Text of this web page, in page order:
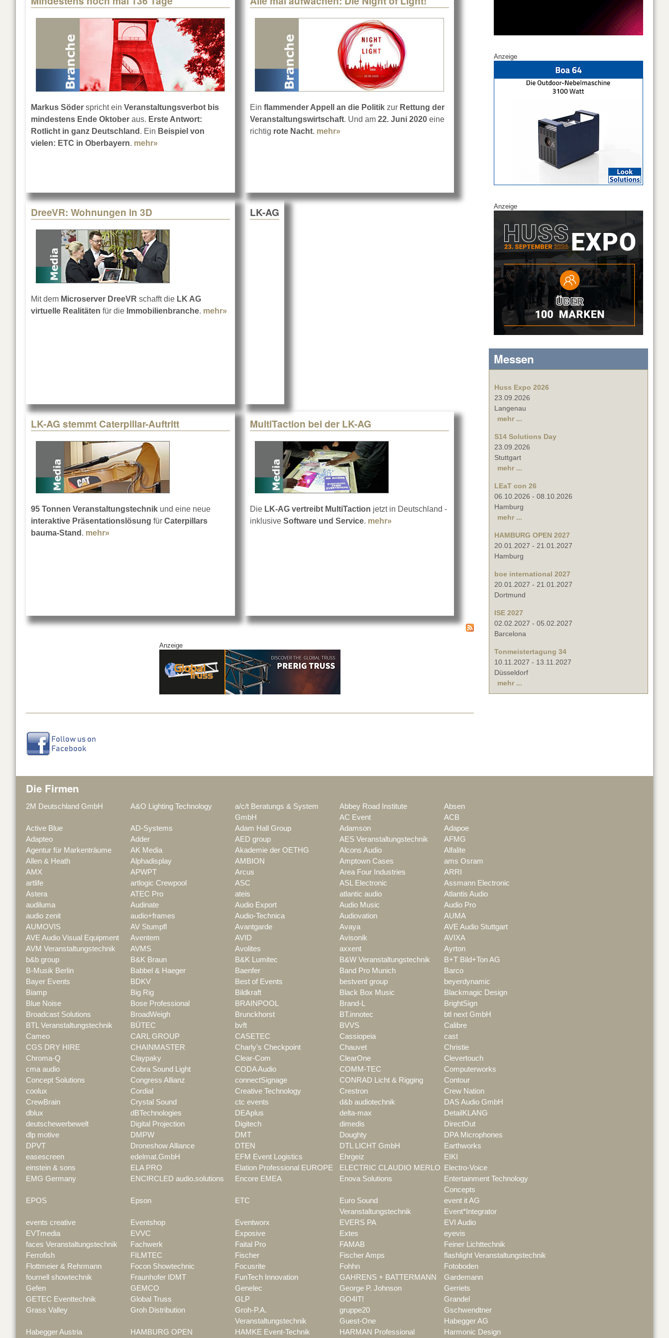
Markus Söder spricht ein Veranstaltungsverbot bis
mindestens Ende Oktober aus. Erste Antwort:
Rotlicht in ganz Deutschland . Ein Beispiel von
vielen: ETC in Oberbayern. mehr»
Ein flammender Appell an die Politik zur Rettung der
Veranstaltungswirtschaft. Und am 22. Juni 2020 eine
richtig rote Nacht. mehr»
DreeVR: Wohnungen in 3D
Mit dem Microserver DreeVR schafft die LK AG
virtuelle Realitäten für die Immobilienbranche. mehr»
LK-AG
LK-AG stemmt Caterpillar-Auftritt
95 Tonnen Veranstaltungstechnik und eine neue
interaktive Präsentationslösung für Caterpillars
bauma-Stand . mehr»
MultiTaction bei der LK-AG
Die LK-AG vertreibt MultiTaction jetzt in Deutschland -
inklusive Software und Service. mehr» about MultiTaction bei der LK-AG
Anzeige
Anzeige
Anzeige
Messen
Huss Expo 2026
23.09.2026
Langenau
mehr ...
S14 Solutions Day
23.09.2026
Stuttgart
mehr ...
LEaT con 26
06.10.2026 - 08.10.2026
Hamburg
mehr ...
HAMBURG OPEN 2027
20.01.2027 - 21.01.2027
Hamburg
boe international 2027
20.01.2027 - 21.01.2027
Dortmund
ISE 2027
02.02.2027 - 05.02.2027
Barcelona
Tonmeistertagung 34
10.11.2027 - 13.11.2027
Düsseldorf
mehr ...
Die Firmen
2M Deutschland GmbH A&O Lighting Technology
a/c/t Beratungs & System
GmbH
Abbey Road Institute
Absen
AC Event
ACB
Active Blue
AD-Systems Adam Hall Group Adamson
Adapoe
Adapteo
Adder AED group AES Veranstaltungstechnik
AFMG
Agentur für Markenträume
AK Media Akademie der OETHG Alcons Audio
Alfalite
Allen & Heath
Alphadisplay AMBION Amptown Cases
ams Osram
AMX
APWPT Arcus Area Four Industries
ARRI
artlife
artlogic Crewpool ASC ASL Electronic
Assmann Electronic
Astera
ATEC Pro ateis atlantic audio
Atlantis Audio
audiluma
Audinate Audio Export Audio Music
Audio Pro
audio zenit
audio+frames Audio-Technica Audiovation
AUMA
AUMOVIS
AV Stumpfl Avantgarde Avaya
AVE Audio Stuttgart
AVE Audio Visual Equipment
Aventem AVID Avisonik
AVIXA
AVM Veranstaltungstechnik
AVMS Avolites axxent
Ayrton
b&b group
B&K Braun B&K Lumitec B&W Veranstaltungstechnik
B+T Bild+Ton AG
B-Musik Berlin
Babbel & Haeger Baenfer Band Pro Munich
Barco
Bayer Events
BDKV Best of Events bestvent group
beyerdynamic
Biamp
Big Rig Bildkraft Black Box Music
Blackmagic Design
Blue Noise
Bose Professional BRAINPOOL Brand-L
BrightSign
Broadcast Solutions
BroadWeigh Brunckhorst BT.innotec
btl next GmbH
BTL Veranstaltungstechnik
BÜTEC bvft BVVS
Calibre
Cameo
CARL GROUP CASETEC Cassiopeia
cast
CGS DRY HIRE
CHAINMASTER Charly's Checkpoint Chauvet
Christie
Chroma-Q
Claypaky Clear-Com ClearOne
Clevertouch
cma audio
Cobra Sound Light CODA Audio COMM-TEC
Computerworks
Concept Solutions
Congress Allianz connectSignage CONRAD Licht & Rigging
Contour
coolux
Cordial Creative Technology Crestron
Crew Nation
CrewBrain
Crystal Sound ctc events d&b audiotechnik
DAS Audio GmbH
dblux
dBTechnologies DEAplus delta-max
DetailKLANG
deutschewerbewelt
Digital Projection Digitech dimedis
DirectOut
dlp motive
DMPW DMT Doughty
DPA Microphones
DPVT
Droneshow Alliance DTEN DTL LICHT GmbH
Earthworks
easescreen
edelmat.GmbH EFM Event Logistics Ehrgeiz
EIKI
einstein & sons
ELA PRO Elation Professional EUROPE ELECTRIC CLAUDIO MERLO
Electro-Voice
EMG Germany
ENCIRCLED audio.solutions Encore EMEA Enova Solutions
Entertainment Technology
Concepts
EPOS
Epson ETC
Euro Sound
Veranstaltungstechnik
event it AG
Event*Integrator
events creative
Eventshop Eventworx EVERS PA
EVI Audio
EVTmedia
EVVC Exposive Extes
eyevis
faces Veranstaltungstechnik
Fachwerk Faital Pro FAMAB
Feiner Lichttechnik
Ferrofish
FILMTEC Fischer Fischer Amps
flashlight Veranstaltungstechnik
Flottmeier & Rehrmann
Focon Showtechnic Focusrite Fohhn
Fotoboden
fournell showtechnik
Fraunhofer IDMT FunTech Innovation GAHRENS + BATTERMANN
Gardemann
Gefen
GEMCO Genelec George P. Johnson
Gerriets
GETEC Eventtechnik
Global Truss GLP GO4IT!
Grandel
Grass Valley
Groh Distribution
Groh-P.A.
Veranstaltungstechnik
gruppe20
Gschwendtner
Guest-One
Habegger AG
Habegger Austria
HAMBURG OPEN HAMKE Event-Technik HARMAN Professional Harmonic Design